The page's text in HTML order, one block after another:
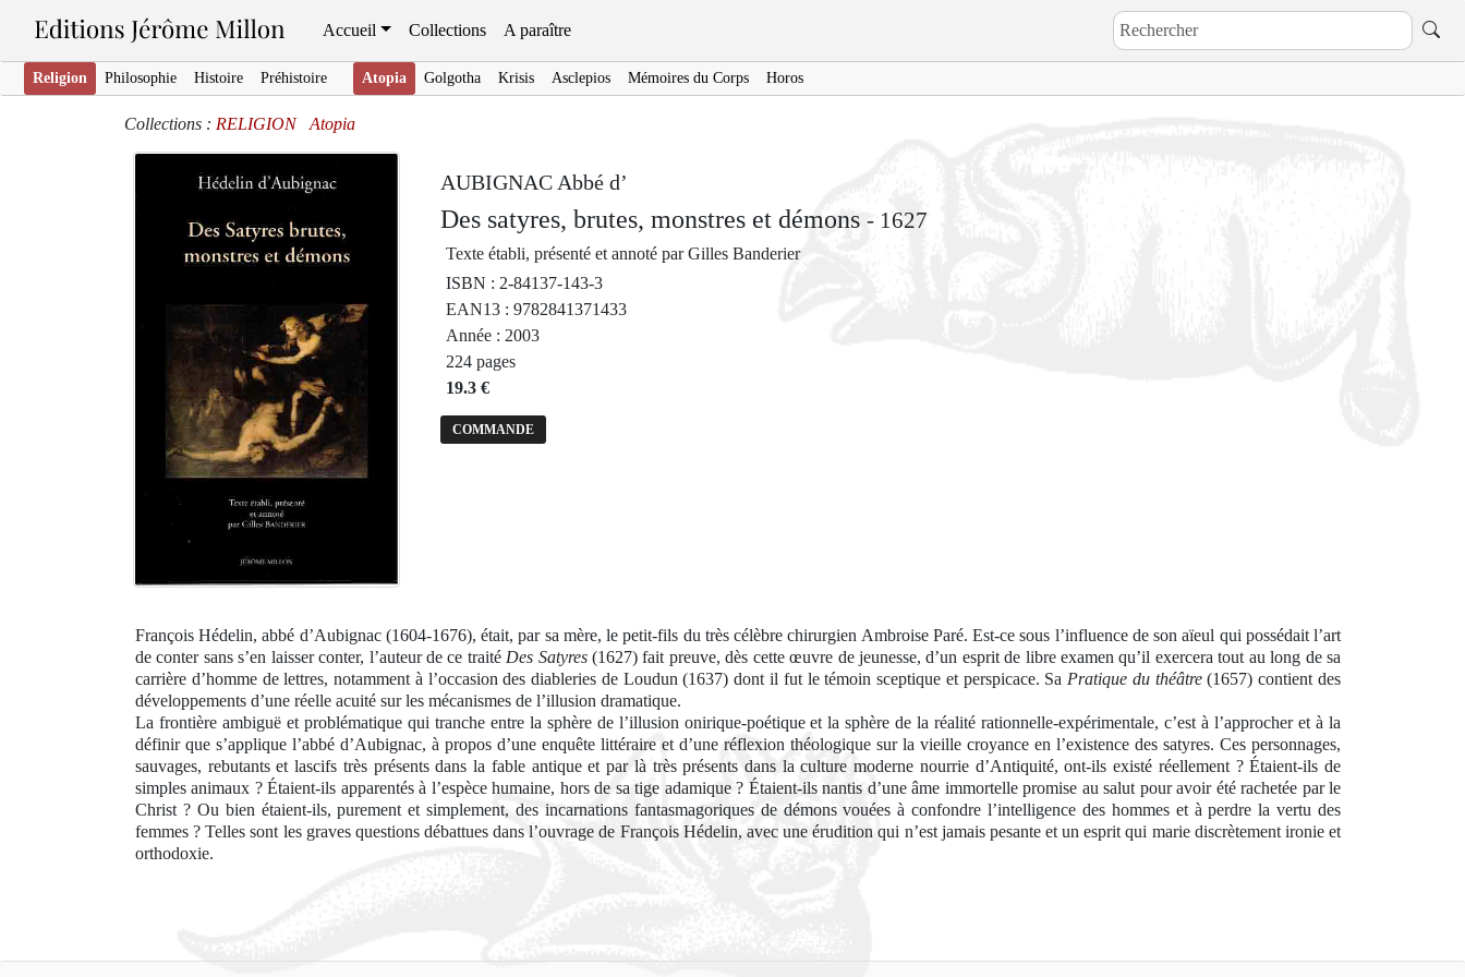
Accueil Collections A paraître
Religion Philosophie Histoire Préhistoire Atopia Golgotha Krisis Asclepios Mémoires du Corps Horos
Collections : RELIGION Atopia
AUBIGNAC Abbé d’
Des satyres, brutes, monstres et démons - 1627
Texte établi, présenté et annoté par Gilles Banderier
ISBN : 2-84137-143-3
EAN13 : 9782841371433
Année : 2003
224 pages
19.3 €
COMMANDE
François Hédelin, abbé d’Aubignac (1604-1676), était, par sa mère, le petit-fils du très célèbre chirurgien Ambroise Paré. Est-ce sous l’influence de son aïeul qui possédait l’art
de conter sans s’en laisser conter, l’auteur de ce traité Des Satyres(1627) fait preuve, dès cette œuvre de jeunesse, d’un esprit de libre examen qu’il exercera tout au long de sa
carrière d’homme de lettres, notamment à l’occasion des diableries de Loudun (1637) dont il fut le témoin sceptique et perspicace. Sa Pratique du théâtre(1657) contient des
développements d’une réelle acuité sur les mécanismes de l’illusion dramatique.
La frontière ambiguë et problématique qui tranche entre la sphère de l’illusion onirique-poétique et la sphère de la réalité rationnelle-expérimentale, c’est à l’approcher et à la
définir que s’applique l’abbé d’Aubignac, à propos d’une enquête littéraire et d’une réflexion théologique sur la vieille croyance en l’existence des satyres. Ces personnages,
sauvages, rebutants et lascifs très présents dans la fable antique et par là très présents dans la culture moderne nourrie d’Antiquité, ont-ils existé réellement ? Étaient-ils de
simples animaux ? Étaient-ils apparentés à l’espèce humaine, hors de sa tige adamique ? Étaient-ils nantis d’une âme immortelle promise au salut pour avoir été rachetée par le
Christ ? Ou bien étaient-ils, purement et simplement, des incarnations fantasmagoriques de démons vouées à confondre l’intelligence des hommes et à perdre la vertu des
femmes ? Telles sont les graves questions débattues dans l’ouvrage de François Hédelin, avec une érudition qui n’est jamais pesante et un esprit qui marie discrètement ironie et
orthodoxie.